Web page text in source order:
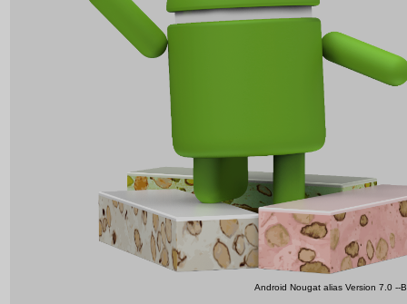
Android Nougat alias Version 7.0 --